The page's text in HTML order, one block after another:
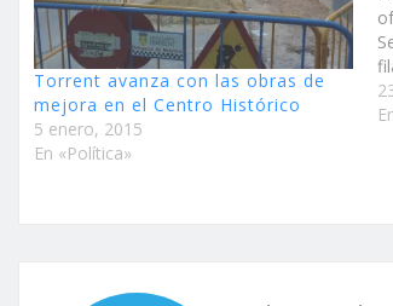
Torrent avanza con las obras de
mejora en el Centro Histórico
5 enero, 2015
En «Política»